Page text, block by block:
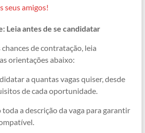
s
e
n
g
e
e
a
d
s
y
L
i
n
k
seus amigos!
Leia antes de se candidatar
de contratação, leia
orientações abaixo:
a quantas vagas quiser, desde
de cada oportunidade.
toda a descrição da vaga para garantir